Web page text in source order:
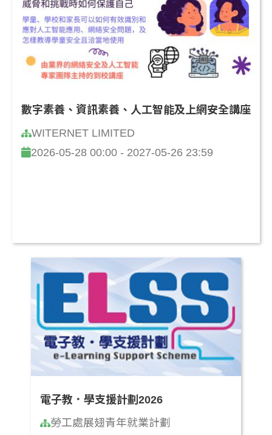
數字素養、資訊素養、人工智能及上網安全講座
WITERNET LIMITED
2026-05-28 00:00 - 2027-05-26 23:59
電子教．學支援計劃2026
勞工處展翅青年就業計劃